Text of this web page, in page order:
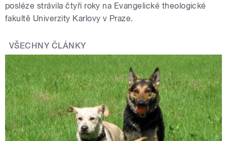
posléze strávila čtyři roky na Evangelické theologické
fakultě Univerzity Karlovy v Praze.
VŠECHNY ČLÁNKY